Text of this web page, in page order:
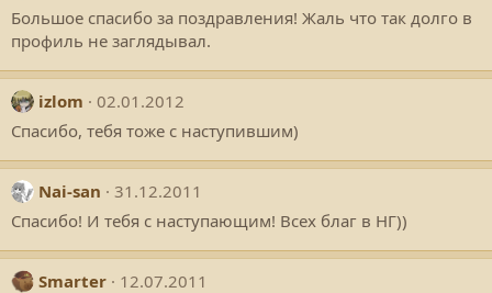
Большое спасибо за поздравления! Жаль что так долго в
профиль не заглядывал.
izlom
02.01.2012
Спасибо, тебя тоже с наступившим)
Nai-san
31.12.2011
Спасибо! И тебя с наступающим! Всех благ в НГ))
Smarter
12.07.2011